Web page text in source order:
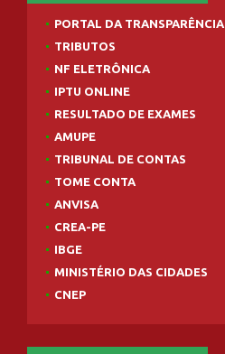
PORTAL DA TRANSPARÊNCIA
TRIBUTOS
NF ELETRÔNICA
IPTU ONLINE
RESULTADO DE EXAMES
AMUPE
TRIBUNAL DE CONTAS
TOME CONTA
ANVISA
CREA-PE
IBGE
MINISTÉRIO DAS CIDADES
CNEP